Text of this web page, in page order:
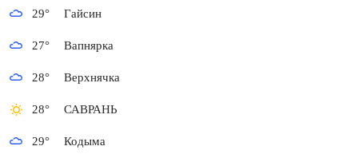
29° Гайсин
27° Вапнярка
28° Верхнячка
28° САВРАНЬ
29° Кодыма